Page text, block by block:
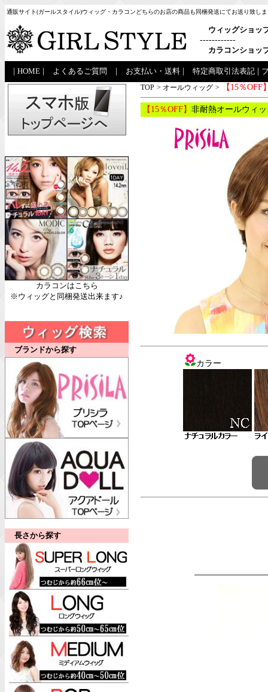
通販サイト(ガールスタイル)ウィッグ・カラコンどちらのお店の商品も同梱発送にてお送り致し
ウィッグショッ
------------
カラコンショッ
HOME よくあるご質問 お支払い・送料 特定商取引法表記
カラコンはこちら
※ウィッグと同梱発送出来ます♪
ブランドから探す
長さから探す
TOP > オールウィッグ > 【15％OFF
【15％OFF】 非耐熱オールウィ
カラー